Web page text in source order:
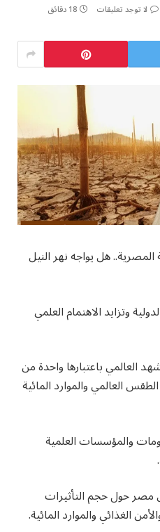
لا توجد تعليقات 18 دقائق
تهدد الزراعة المصرية.. هل يواجه نهر النيل
وتزايد الاهتمام العلمي
العالمي باعتبارها واحدة من
العالمي والموارد المائية
والمؤسسات العلمية
مصر حول حجم التأثيرات
الغذائي والموارد المائية.